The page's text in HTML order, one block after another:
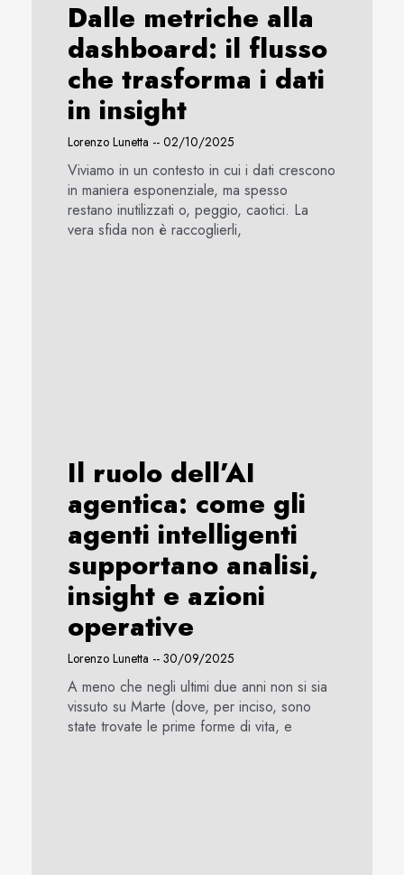
Dalle metriche alla
dashboard: il flusso
che trasforma i dati
in insight
Lorenzo Lunetta 02/10/2025
Viviamo in un contesto in cui i dati crescono
in maniera esponenziale, ma spesso
restano inutilizzati o, peggio, caotici. La
vera sfida non è raccoglierli,
Il ruolo dell’AI
agentica: come gli
agenti intelligenti
supportano analisi,
insight e azioni
operative
Lorenzo Lunetta 30/09/2025
A meno che negli ultimi due anni non si sia
vissuto su Marte (dove, per inciso, sono
state trovate le prime forme di vita, e